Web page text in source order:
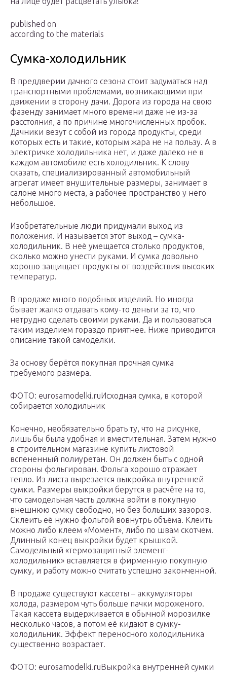
published on
according to the materials
Сумка-холодильник
В преддверии дачного сезона стоит задуматься над
транспортными проблемами, возникающими при
движении в сторону дачи. Дорога из города на свою
фазенду занимает много времени даже не из-за
расстояния, а по причине многочисленных пробок.
Дачники везут с собой из города продукты, среди
которых есть и такие, которым жара не на пользу. А в
электричке холодильника нет, и даже далеко не в
каждом автомобиле есть холодильник. К слову
сказать, специализированный автомобильный
агрегат имеет внушительные размеры, занимает в
салоне много места, а рабочее пространство у него
небольшое.
Изобретательные люди придумали выход из
положения. И называется этот выход – сумка-
холодильник. В неё умещается столько продуктов,
сколько можно унести руками. И сумка довольно
хорошо защищает продукты от воздействия высоких
температур.
В продаже много подобных изделий. Но иногда
бывает жалко отдавать кому-то деньги за то, что
нетрудно сделать своими руками. Да и пользоваться
таким изделием гораздо приятнее. Ниже приводится
описание такой самоделки.
За основу берётся покупная прочная сумка
требуемого размера.
ФОТО: eurosamodelki.ruИсходная сумка, в которой
собирается холодильник
Конечно, необязательно брать ту, что на рисунке,
лишь бы была удобная и вместительная. Затем нужно
в строительном магазине купить листовой
вспененный полиуретан. Он должен быть с одной
стороны фольгирован. Фольга хорошо отражает
тепло. Из листа вырезается выкройка внутренней
сумки. Размеры выкройки берутся в расчёте на то,
что самодельная часть должна войти в покупную
внешнюю сумку свободно, но без больших зазоров.
Склеить её нужно фольгой вовнутрь объёма. Клеить
можно либо клеем «Момент», либо по швам скотчем.
Длинный конец выкройки будет крышкой.
Самодельный «термозащитный элемент-
холодильник» вставляется в фирменную покупную
сумку, и работу можно считать успешно законченной.
В продаже существуют кассеты – аккумуляторы
холода, размером чуть больше пачки мороженого.
Такая кассета выдерживается в обычной морозилке
несколько часов, а потом её кидают в сумку-
холодильник. Эффект переносного холодильника
существенно возрастает.
ФОТО: eurosamodelki.ruВыкройка внутренней сумки